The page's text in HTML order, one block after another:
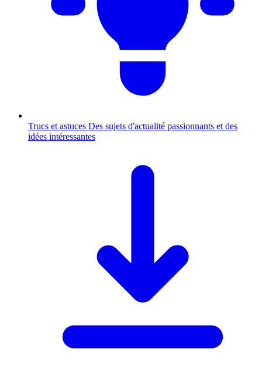
Trucs et astuces Des sujets d'actualité passionnants et des
idées intéressantes